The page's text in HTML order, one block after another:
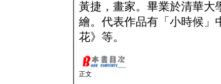
黃捷，畫家。畢業於清華大
繪。代表作品有「小時候」
花》等。
正文